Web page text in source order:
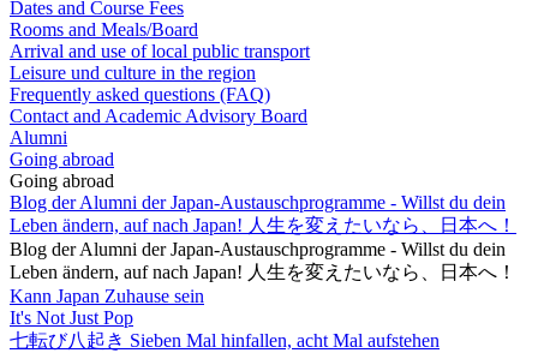
Dates and Course Fees
Rooms and Meals/Board
Arrival and use of local public transport
Leisure und culture in the region
Frequently asked questions (FAQ)
Contact and Academic Advisory Board
Alumni
Going abroad
Going abroad
Blog der Alumni der Japan-Austauschprogramme - Willst du dein
Leben ändern, auf nach Japan! 人生を変えたいなら、日本へ！
Blog der Alumni der Japan-Austauschprogramme - Willst du dein
Leben ändern, auf nach Japan! 人生を変えたいなら、日本へ！
Kann Japan Zuhause sein
It's Not Just Pop
七転び八起き Sieben Mal hinfallen, acht Mal aufstehen